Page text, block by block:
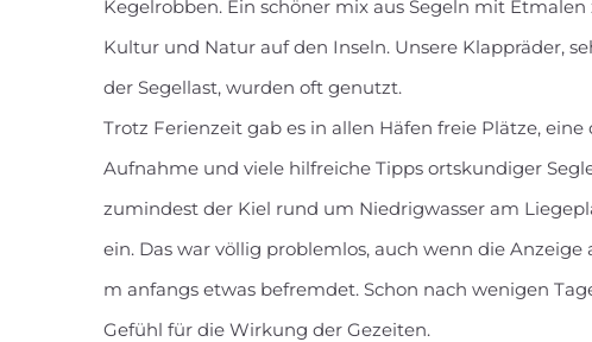
Kegelrobben. Ein schöner mix aus Segeln mit
Kultur und Natur auf den Inseln. Unsere Klappräder,
der Segellast, wurden oft genutzt.
Trotz Ferienzeit gab es in allen Häfen freie Plätze,
Aufnahme und viele hilfreiche Tipps ortskundiger
zumindest der Kiel rund um Niedrigwasser am
ein. Das war völlig problemlos, auch wenn die
m anfangs etwas befremdet. Schon nach wenigen
Gefühl für die Wirkung der Gezeiten.